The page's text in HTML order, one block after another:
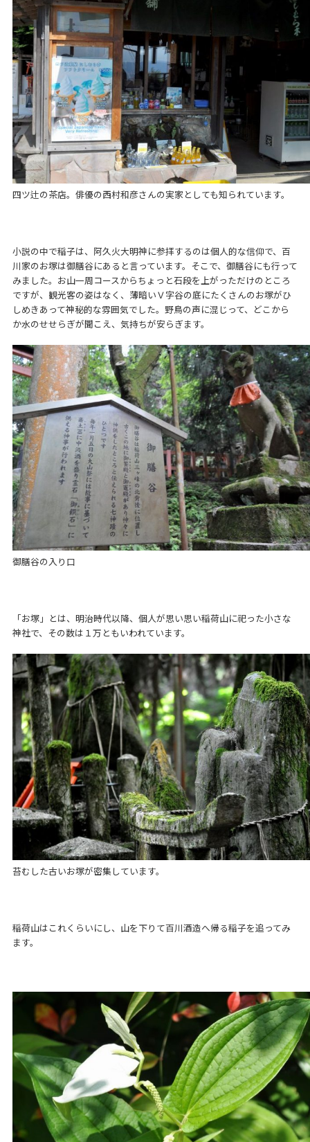
四ツ辻の茶店。俳優の西村和彦さんの実家としても知られています。
小説の中で稲子は、阿久火大明神に参拝するのは個人的な信仰で、百
川家のお塚は御膳谷にあると言っています。そこで、御膳谷にも行って
みました。お山一周コースからちょっと石段を上がっただけのところ
ですが、観光客の姿はなく、薄暗いＶ字谷の底にたくさんのお塚がひ
しめきあって神秘的な雰囲気でした。野鳥の声に混じって、どこから
か水のせせらぎが聞こえ、気持ちが安らぎます。
御膳谷の入り口
「お塚」とは、明治時代以降、個人が思い思い稲荷山に祀った小さな
神社で、その数は１万ともいわれています。
苔むした古いお塚が密集しています。
稲荷山はこれくらいにし、山を下りて百川酒造へ帰る稲子を追ってみ
ます。